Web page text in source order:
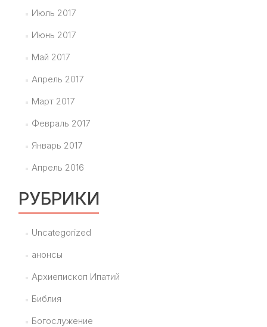
Июль 2017
Июнь 2017
Май 2017
Апрель 2017
Март 2017
Февраль 2017
Январь 2017
Апрель 2016
РУБРИКИ
Uncategorized
анонсы
Архиепископ Ипатий
Библия
Богослужение